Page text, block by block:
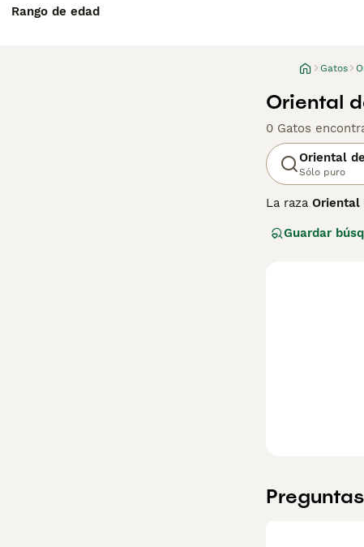
Rango de edad
Gatos
Oriental
0 Gatos
Oriental
Sólo puro
La raza Oriental
destaca por su
necesita
sencillo
resaltar «gatos
perfecto para
Guardar